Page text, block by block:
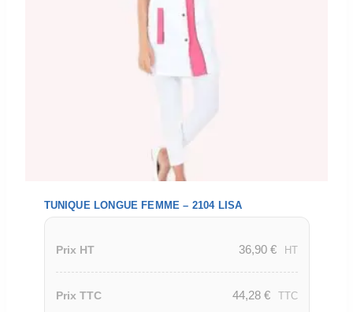
TUNIQUE LONGUE FEMME – 2104 LISA
Prix HT 36,90 € HT
Prix TTC 44,28 € TTC